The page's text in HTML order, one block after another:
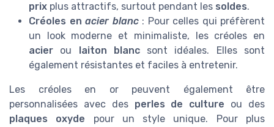
prix plus attractifs, surtout pendant les soldes.
Créoles en acier blanc: Pour celles qui préfèrent
un look moderne et minimaliste, les créoles en
acier ou laiton blancsont idéales. Elles sont
également résistantes et faciles à entretenir.
Les créoles en or peuvent également être
personnalisées avec des perles de culture ou des
plaques oxyde pour un style unique. Pour plus